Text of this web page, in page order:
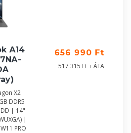
A14
X2
DDR5
| 14"
|
PRO
656 990 Ft
517 315 Ft + ÁFA